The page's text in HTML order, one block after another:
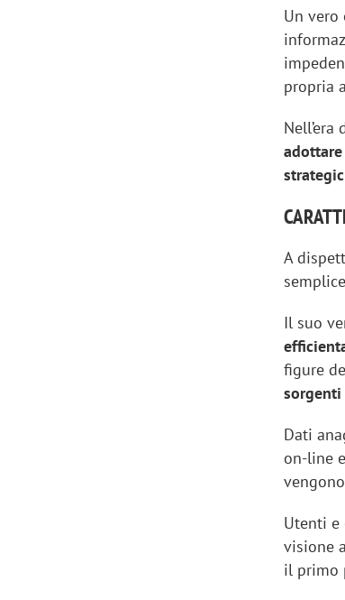
Un
propria
A
Il suo
figure
sorgenti
Dati
on-line
Utenti e
visione
il primo